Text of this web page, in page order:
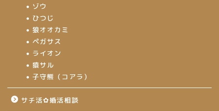
ゾウ
ひつじ
狼オオカミ
ペガサス
ライオン
猿サル
子守熊（コアラ）
サチ活✿婚活相談